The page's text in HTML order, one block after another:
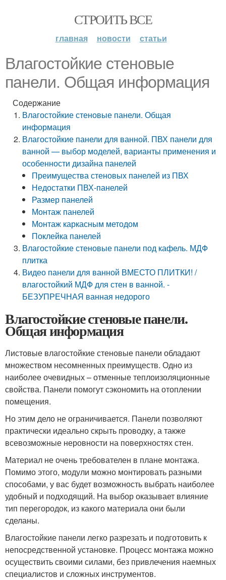
СТРОИТЬ ВСЕ
главная новости статьи
Влагостойкие стеновые
панели. Общая информация
Содержание
Влагостойкие стеновые панели. Общая
информация
Влагостойкие панели для ванной. ПВХ панели для
ванной — выбор моделей, варианты применения и
особенности дизайна панелей
Преимущества стеновых панелей из ПВХ
Недостатки ПВХ-панелей
Размер панелей
Монтаж панелей
Монтаж каркасным методом
Поклейка панелей
Влагостойкие стеновые панели под кафель. МДФ
плитка
Видео панели для ванной ВМЕСТО ПЛИТКИ! /
влагостойкий МДФ для стен в ванной. -
БЕЗУПРЕЧНАЯ ванная недорого
Влагостойкие стеновые панели.
Общая информация
Листовые влагостойкие стеновые панели обладают
множеством несомненных преимуществ. Одно из
наиболее очевидных – отменные теплоизоляционные
свойства. Панели помогут сэкономить на отоплении
помещения.
Но этим дело не ограничивается. Панели позволяют
практически идеально скрыть проводку, а также
всевозможные неровности на поверхностях стен.
Материал не очень требователен в плане монтажа.
Помимо этого, модули можно монтировать разными
способами, у вас будет возможность выбрать наиболее
удобный и подходящий. На выбор оказывает влияние
тип перегородок, из какого материала они были
сделаны.
Влагостойкие панели легко разрезать и подготовить к
непосредственной установке. Процесс монтажа можно
осуществить своими силами, без привлечения наемных
специалистов и сложных инструментов.